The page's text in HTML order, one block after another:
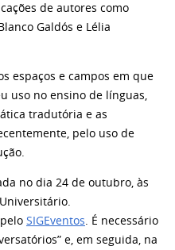
de autores como
Galdós e Lélia
espaços e campos em que
uso no ensino de línguas,
tradutória e as
pelo uso de
no dia 24 de outubro, às
SIGEventos. É necessário
e, em seguida, na